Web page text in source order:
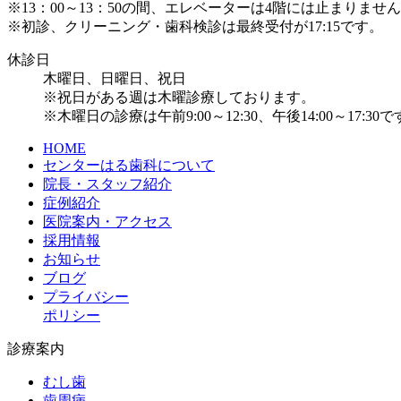
※13：00～13：50の間、エレベーターは4階には止まりませ
※初診、クリーニング・歯科検診は最終受付が17:15です。
休診日
木曜日、日曜日、祝日
※祝日がある週は木曜診療しております。
※木曜日の診療は午前9:00～12:30、午後14:00～17:30で
HOME
センターはる歯科について
院長・スタッフ紹介
症例紹介
医院案内・アクセス
採用情報
お知らせ
ブログ
プライバシー
ポリシー
診療案内
むし歯